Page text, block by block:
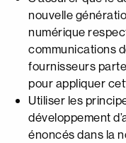
nouvelle
numérique
communications
fournisseurs
pour appliquer
Utiliser les
développement
énoncés dans la